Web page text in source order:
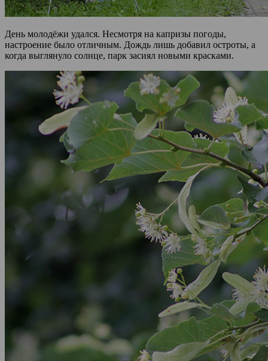
День молодёжи удался. Несмотря на капризы погоды,
настроение было отличным. Дождь лишь добавил остроты, а
когда выглянуло солнце, парк засиял новыми красками.